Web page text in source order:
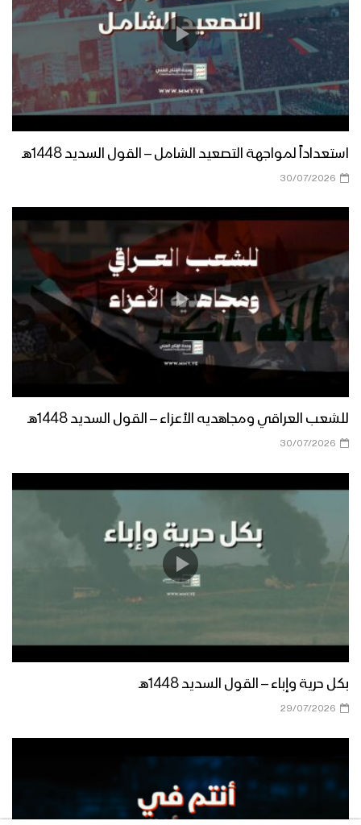
استعداداً لمواجهة التصعيد الشامل – القول السديد 1448هـ
30/07/2026
للشعب العراقي ومجاهديه الأعزاء – القول السديد 1448هـ
30/07/2026
بكل حرية وإباء – القول السديد 1448هـ
29/07/2026